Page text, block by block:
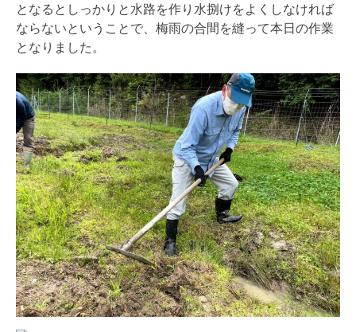
となるとしっかりと水路を作り水捌けをよくしなければ
ならないということで、梅雨の合間を縫って本日の作業
となりました。